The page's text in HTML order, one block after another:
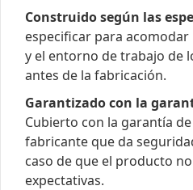
Construido según las
especificar para acomodar
y el entorno de trabajo de
antes de la fabricación.
Garantizado con la
Cubierto con la garantía
fabricante que da
caso de que el producto
expectativas.